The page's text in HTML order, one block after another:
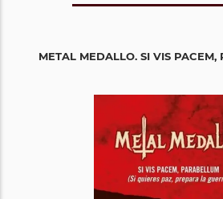
METAL MEDALLO. SI VIS PACEM,